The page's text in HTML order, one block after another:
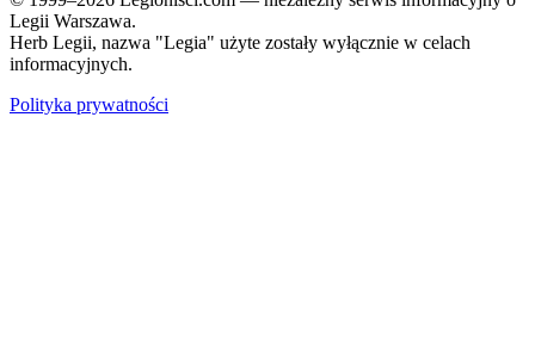
Legii Warszawa.
Herb Legii, nazwa "Legia" użyte zostały wyłącznie w celach
informacyjnych.
Polityka prywatności